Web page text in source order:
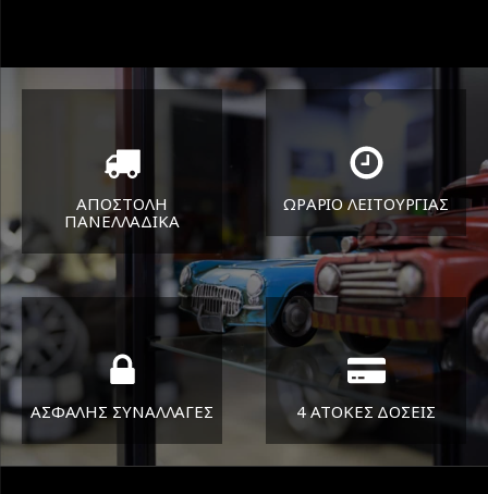
ΑΠΟΣΤΟΛΗ
ΠΑΝΕΛΛΑΔΙΚA
Όπου και αν είστε θα σας
στείλουμε τα ελαστικά σας
ΩΡΑΡΙΟ ΛΕΙΤΟΥΡΓΙΑΣ
ΔΕΥ-ΠΑΡ 8:30-17:30
ΣΑΒ 8:30-13:30
ΑΣΦΑΛΗΣ ΣΥΝΑΛΛΑΓΕΣ 4 ΑΤΟΚΕΣ ΔΟΣΕΙΣ